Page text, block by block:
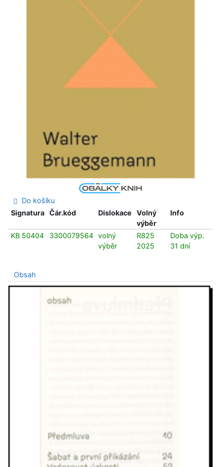
Do košíku
Signatura
Čár.kód Dislokace
Volný
výběr
Info
KB 50404 3300079564
volný
výběr
R825
2025
Doba výp.
31 dní
Obsah